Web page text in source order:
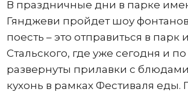
В праздничные дни в парке
Гянджеви пройдет шоу
поесть – это отправиться в парк
Стальского, где уже сегодня и по
развернуты прилавки с
кухонь в рамках Фестиваля еды.